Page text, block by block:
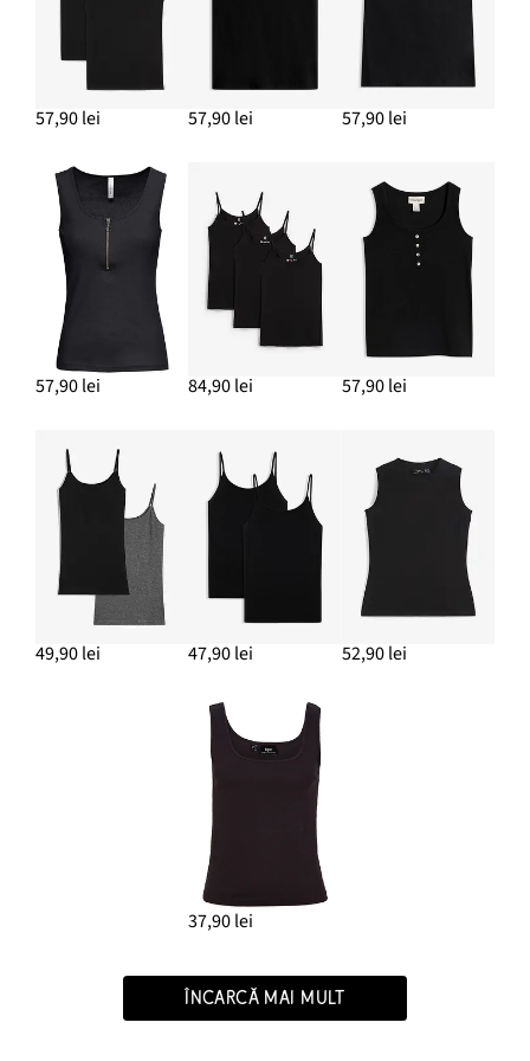
57,90 lei 57,90 lei 57,90 lei
57,90 lei 84,90 lei 57,90 lei
49,90 lei 47,90 lei 52,90 lei
37,90 lei
ÎNCARCĂ MAI MULT